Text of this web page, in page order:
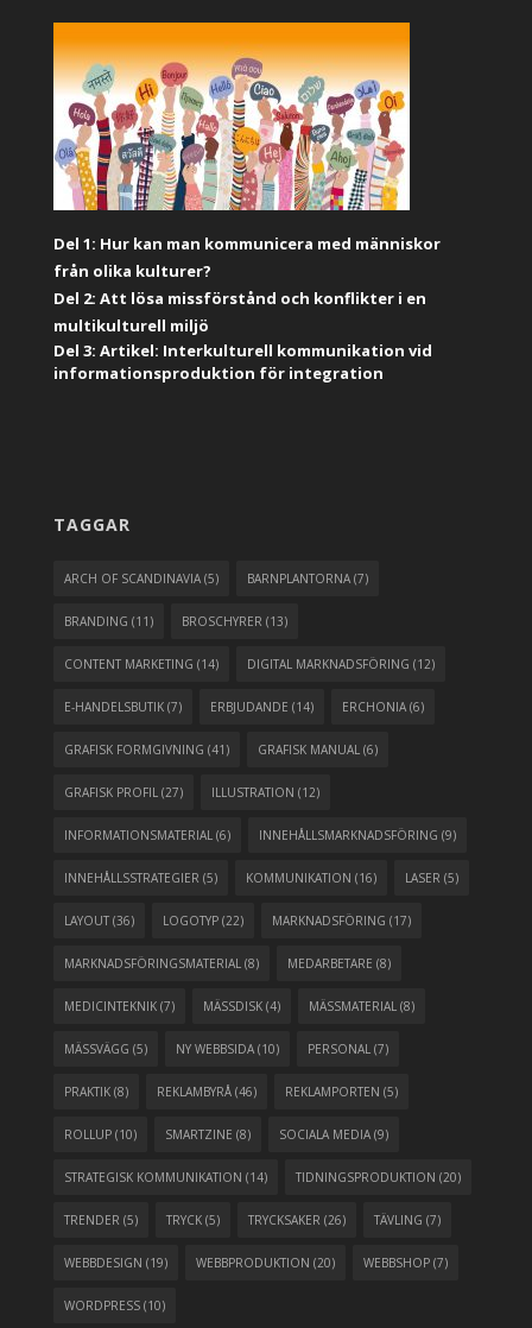
Del 1: Hur kan man kommunicera med människor
från olika kulturer?
Del 2: Att lösa missförstånd och konflikter i en
multikulturell miljö
Del 3: Artikel: Interkulturell kommunikation vid
informationsproduktion för integration
TAGGAR
ARCH OF SCANDINAVIA (5) BARNPLANTORNA (7)
BRANDING (11) BROSCHYRER (13)
CONTENT MARKETING (14) DIGITAL MARKNADSFÖRING (12)
E-HANDELSBUTIK (7) ERBJUDANDE (14) ERCHONIA (6)
GRAFISK FORMGIVNING (41) GRAFISK MANUAL (6)
GRAFISK PROFIL (27) ILLUSTRATION (12)
INFORMATIONSMATERIAL (6) INNEHÅLLSMARKNADSFÖRING (9)
INNEHÅLLSSTRATEGIER (5) KOMMUNIKATION (16) LASER (5)
LAYOUT (36) LOGOTYP (22) MARKNADSFÖRING (17)
MARKNADSFÖRINGSMATERIAL (8) MEDARBETARE (8)
MEDICINTEKNIK (7) MÄSSDISK (4) MÄSSMATERIAL (8)
MÄSSVÄGG (5) NY WEBBSIDA (10) PERSONAL (7)
PRAKTIK (8) REKLAMBYRÅ (46) REKLAMPORTEN (5)
ROLLUP (10) SMARTZINE (8) SOCIALA MEDIA (9)
STRATEGISK KOMMUNIKATION (14) TIDNINGSPRODUKTION (20)
TRENDER (5) TRYCK (5) TRYCKSAKER (26) TÄVLING (7)
WEBBDESIGN (19) WEBBPRODUKTION (20) WEBBSHOP (7)
WORDPRESS (10)